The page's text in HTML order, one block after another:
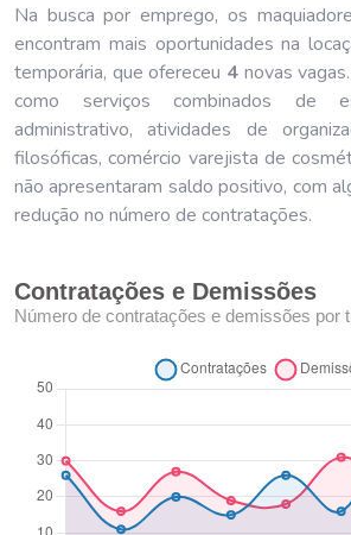
Na busca por emprego, os
encontram mais oportunidades na
temporária, que ofereceu 4novas
como serviços combinados de
administrativo, atividades de
filosóficas, comércio varejista de
não apresentaram saldo positivo, com
redução no número de contratações.
Contratações e Demissões
Número de contratações e demissões por